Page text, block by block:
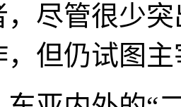
，尽管很少
，但仍试图